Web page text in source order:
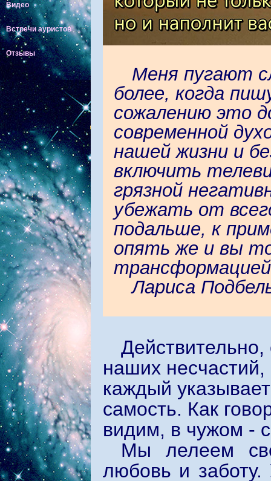
Видео
Встречи ауристов
Отзывы
Меня пугают
более, когда
сожалению это
современной
нашей жизни и
включить
грязной
убежать от
подальше, к
опять же и вы
Лариса
Действительно,
наших
каждый
самость. Как
видим, в чужом -
Мы лелеем
любовь и